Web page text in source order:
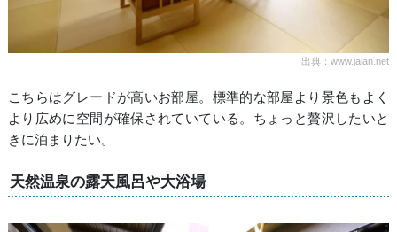
出典：www.jalan.net
こちらはグレードが高いお部屋。標準的な部屋より景色もよく
より広めに空間が確保されていている。ちょっと贅沢したいと
きに泊まりたい。
天然温泉の露天風呂や大浴場